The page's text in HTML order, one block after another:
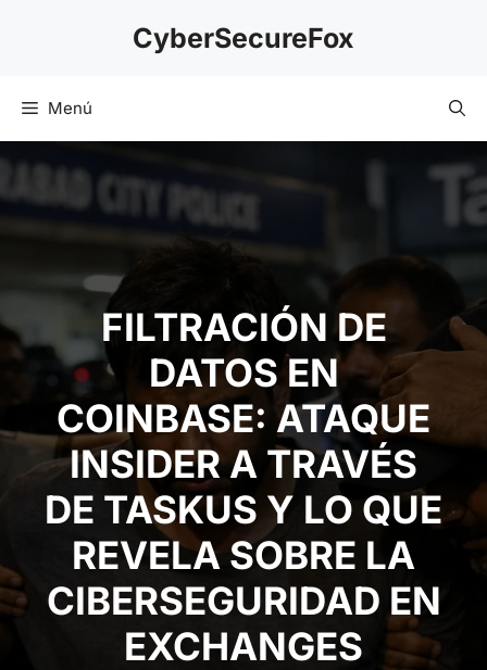
CyberSecureFox
Menú
FILTRACIÓN DE DATOS
EN COINBASE:
ATAQUE INSIDER A
TRAVÉS DE TASKUS Y
LO QUE REVELA
SOBRE LA
CIBERSEGURIDAD EN
EXCHANGES